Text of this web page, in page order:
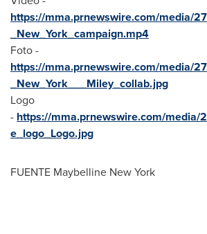
https://mma.prnewswire.com/media/
_New_York_campaign.mp4
Foto -
https://mma.prnewswire.com/media/
_New_York___Miley_collab.jpg
Logo
- https://mma.prnewswire.com/
e_logo_Logo.jpg
FUENTE Maybelline New York